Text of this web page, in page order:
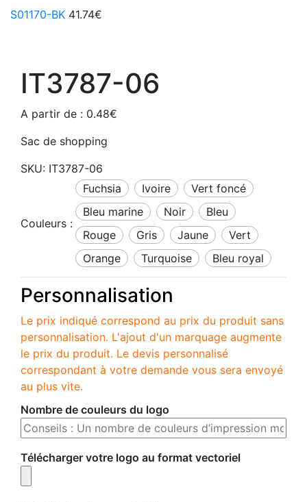
S01170-BK 41.74€
IT3787-06
A partir de : 0.48€
Sac de shopping
SKU: IT3787-06
Couleurs :
fuchsia ivoire
vert foncé
bleu marine
noir
bleu
rouge
gris jaune
vert
orange
turquoise bleu royal
Personnalisation
Le prix indiqué correspond au prix du produit sans
personnalisation. L'ajout d'un marquage augmente
le prix du produit. Le devis personnalisé
correspondant à votre demande vous sera envoyé
au plus vite.
Nombre de couleurs du logo
Télécharger votre logo au format vectoriel